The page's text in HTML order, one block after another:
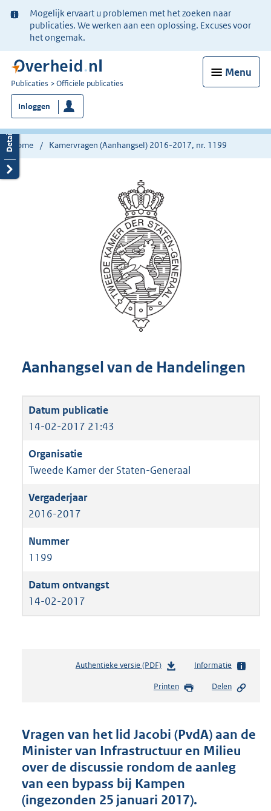
Ter
informatie:
Mogelijk ervaart u problemen met het zoeken naar
publicaties. We werken aan een oplossing. Excuses voor
het ongemak.
Menu
U
bent
nu
hier:
Publicaties Officiële publicaties
Inloggen
Home Kamervragen (Aanhangsel) 2016-2017, nr. 1199
Aanhangsel van de Handelingen
14-02-2017 21:43
Tweede Kamer der Staten-Generaal
2016-2017
1199
14-02-2017
Authentieke versie (PDF)b
s
n
d
s
g
r
o
o
Informatie
Printen Delen
Vragen van het lid Jacobi (PvdA) aan de
Minister van Infrastructuur en Milieu
over de discussie rondom de aanleg
van een bypass bij Kampen
(ingezonden 25 januari 2017).